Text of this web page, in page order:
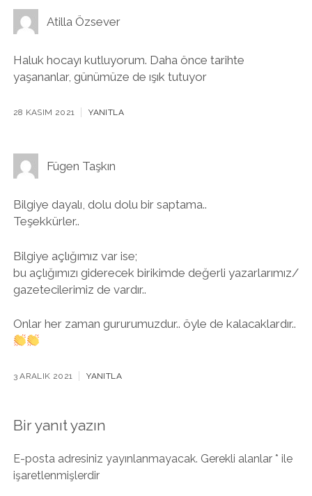
Atilla Özsever
Haluk hocayı kutluyorum. Daha önce tarihte
yaşananlar, günümüze de ışık tutuyor
28 KASIM 2021 YANITLA
Fügen Taşkın
Bilgiye dayalı, dolu dolu bir saptama..
Teşekkürler..
Bilgiye açlığımız var ise;
bu açlığımızı giderecek birikimde değerli yazarlarımız/
gazetecilerimiz de vardır..
Onlar her zaman gururumuzdur.. öyle de kalacaklardır..
3 ARALIK 2021 YANITLA
Bir yanıt yazın
E-posta adresiniz yayınlanmayacak. Gerekli alanlar * ile
işaretlenmişlerdir